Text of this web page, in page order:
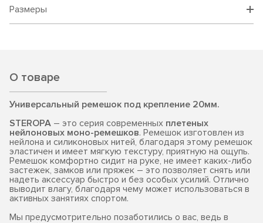
Размеры
О товаре
Универсальный ремешок под крепление 20мм.
STEROPA – это серия современных плетеных
нейлоновых моно-ремешков. Ремешок изготовлен из
нейлона и силиконовых нитей, благодаря этому ремешок
эластичен и имеет мягкую текстуру, приятную на ощупь.
Ремешок комфортно сидит на руке, не имеет каких-либо
застежек, замков или пряжек – это позволяет снять или
надеть аксессуар быстро и без особых усилий. Отлично
выводит влагу, благодаря чему может использоваться в
активных занятиях спортом.
Мы предусмотрительно позаботились о вас, ведь в